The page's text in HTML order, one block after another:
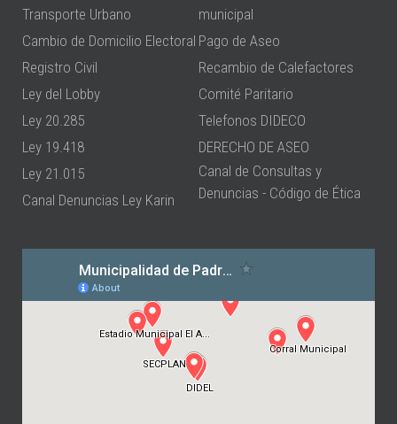
Transporte Urbano
Cambio de Domicilio Electoral
Registro Civil
Ley del Lobby
Ley 20.285
Ley 19.418
Ley 21.015
Canal Denuncias Ley Karin
municipal
Pago de Aseo
Recambio de Calefactores
Comité Paritario
Telefonos DIDECO
DERECHO DE ASEO
Canal de Consultas y
Denuncias - Código de Ética